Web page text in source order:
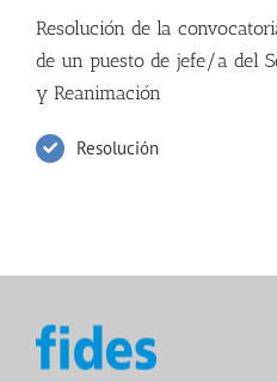
Resolución de la
de un puesto de jefe/a del
y Reanimación
Resolución